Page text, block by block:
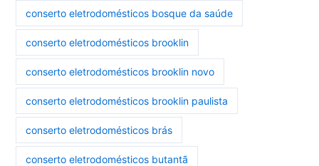
conserto eletrodomésticos bosque da saúde
conserto eletrodomésticos brooklin
conserto eletrodomésticos brooklin novo
conserto eletrodomésticos brooklin paulista
conserto eletrodomésticos brás
conserto eletrodomésticos butantã